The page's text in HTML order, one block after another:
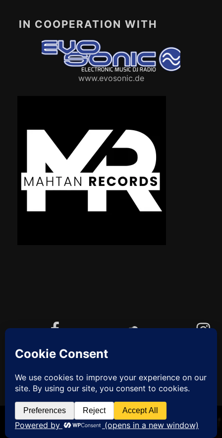
IN COOPERATION WITH
www.evosonic.de
YouTube
Cookie-Richtlinie (EU)
ZUM
ANFANG